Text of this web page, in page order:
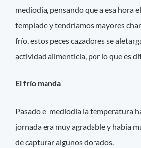
mediodía, pensando que a esa hora
templado y tendríamos mayores
frío, estos peces cazadores se
actividad alimenticia, por lo que es
El frío manda
Pasado el mediodía la temperatura
jornada era muy agradable y había
de capturar algunos dorados.